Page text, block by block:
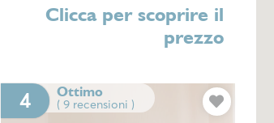
Clicca per scoprire il
prezzo
4 Ottimo
( 9 recensioni )